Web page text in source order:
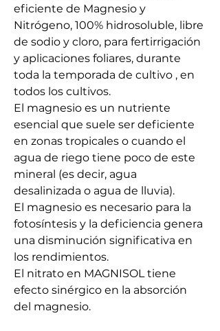
eficiente de Magnesio y
Nitrógeno, 100% hidrosoluble, libre
de sodio y cloro, para fertirrigación
y aplicaciones foliares, durante
toda la temporada de cultivo , en
todos los cultivos.
El magnesio es un nutriente
esencial que suele ser deficiente
en zonas tropicales o cuando el
agua de riego tiene poco de este
mineral (es decir, agua
desalinizada o agua de lluvia).
El magnesio es necesario para la
fotosíntesis y la deficiencia genera
una disminución significativa en
los rendimientos.
El nitrato en MAGNISOL tiene
efecto sinérgico en la absorción
del magnesio.